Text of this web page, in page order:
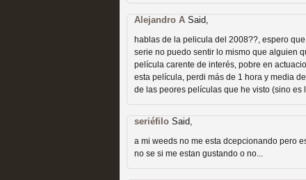
Expediente X: Guía
Recomendación de la semana
Alejandro A Said,
hablas de la pelicula del 2008??, espero
serie no puedo sentir lo mismo que alguien
película carente de interés, pobre en
esta película, perdi más de 1 hora y media
de las peores películas que he visto (sino
seriéfilo Said,
a mi weeds no me esta dcepcionando pero
no se si me estan gustando o no...